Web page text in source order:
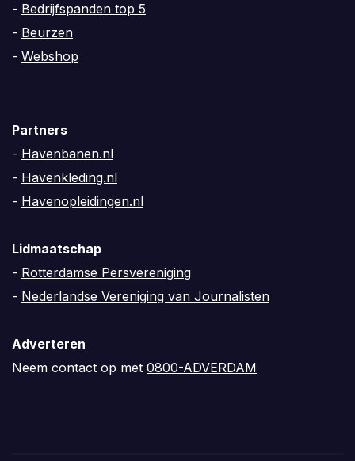
- Bedrijfspanden top 5
- Beurzen
- Webshop
Partners
- Havenbanen.nl
- Havenkleding.nl
- Havenopleidingen.nl
Lidmaatschap
- Rotterdamse Persvereniging
- Nederlandse Vereniging van Journalisten
Adverteren
Neem contact op met 0800-ADVERDAM